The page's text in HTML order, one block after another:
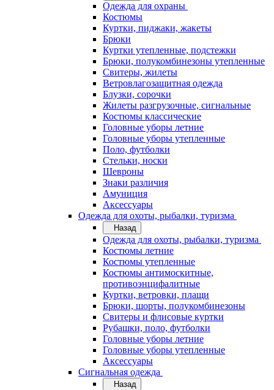
Одежда для охраны
Костюмы
Куртки, пиджаки, жакеты
Брюки
Куртки утепленные, подстежки
Брюки, полукомбинезоны утепленные
Свитеры, жилеты
Ветровлагозащитная одежда
Блузки, сорочки
Жилеты разгрузочные, сигнальные
Костюмы классические
Головные уборы летние
Головные уборы утепленные
Поло, футболки
Стельки, носки
Шевроны
Знаки различия
Амуниция
Аксессуары
Одежда для охоты, рыбалки, туризма
Назад
Одежда для охоты, рыбалки, туризма
Костюмы летние
Костюмы утепленные
Костюмы антимоскитные,
противоэнцифалитные
Куртки, ветровки, плащи
Брюки, шорты, полукомбинезоны
Свитеры и флисовые куртки
Рубашки, поло, футболки
Головные уборы летние
Головные уборы утепленные
Аксессуары
Сигнальная одежда
Назад